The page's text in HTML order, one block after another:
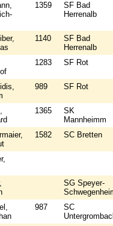
1359
SF Bad
Herrenalb
1140
SF Bad
Herrenalb
1283 SF Rot
989 SF Rot
1365
SK
Mannheimm
1582 SC Bretten
SG Speyer-
987
SC